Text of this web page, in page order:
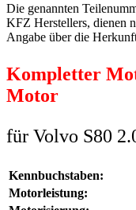
Die genannten
KFZ Herstellers, dienen
Angabe über die
Kompletter
Motor
für Volvo S80
Kennbuchstaben:
Motorleistung: